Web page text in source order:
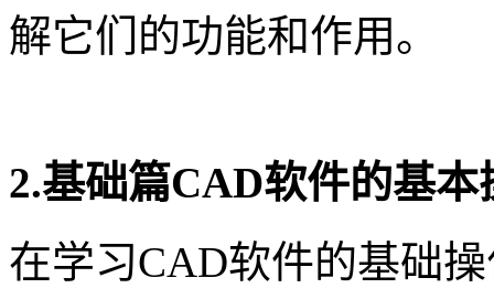
解它们的功能和作用。
2.基础篇CAD软件的基
在学习CAD软件的基础